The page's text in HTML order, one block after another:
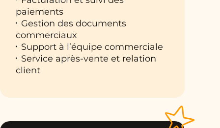
paiements
Gestion des documents
commerciaux
Support à l’équipe commerciale
Service après-vente et relation
client